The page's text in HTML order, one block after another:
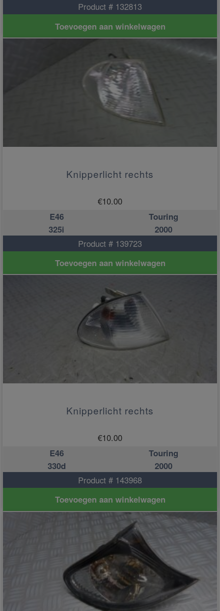
Product # 132813
Toevoegen aan winkelwagen
Knipperlicht rechts
€10.00
E46
Touring
325i
2000
Product # 139723
Toevoegen aan winkelwagen
Knipperlicht rechts
€10.00
E46
Touring
330d
2000
Product # 143968
Toevoegen aan winkelwagen